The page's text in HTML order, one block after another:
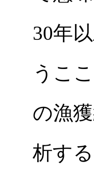
30年
うこ
の漁
析す